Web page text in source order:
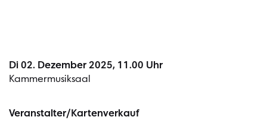
Di 02. Dezember 2025, 11.00 Uhr
Kammermusiksaal
Veranstalter/Kartenverkauf